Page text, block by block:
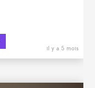
il y a 5 mois